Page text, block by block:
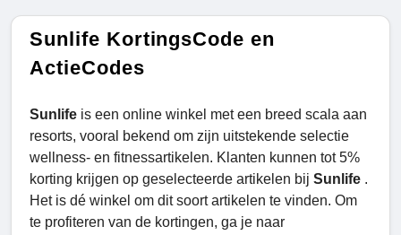
Sunlife KortingsCode en
ActieCodes
Sunlife is een online winkel met een breed scala aan
resorts, vooral bekend om zijn uitstekende selectie
wellness- en fitnessartikelen. Klanten kunnen tot 5%
korting krijgen op geselecteerde artikelen bij Sunlife .
Het is dé winkel om dit soort artikelen te vinden. Om
te profiteren van de kortingen, ga je naar